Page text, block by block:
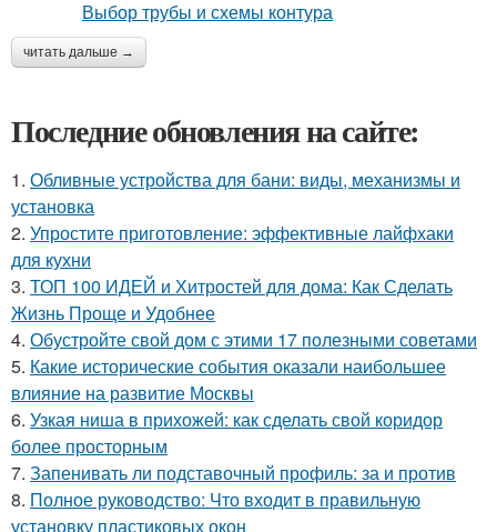
читать дальше →
Последние обновления на сайте:
1. Обливные устройства для бани: виды, механизмы и
установка
2. Упростите приготовление: эффективные лайфхаки
для кухни
3. ТОП 100 ИДЕЙ и Хитростей для дома: Как Сделать
Жизнь Проще и Удобнее
4. Обустройте свой дом с этими 17 полезными советами
5. Какие исторические события оказали наибольшее
влияние на развитие Москвы
6. Узкая ниша в прихожей: как сделать свой коридор
более просторным
7. Запенивать ли подставочный профиль: за и против
8. Полное руководство: Что входит в правильную
установку пластиковых окон